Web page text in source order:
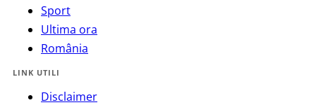
Sport
Ultima ora
România
LINK UTILI
Disclaimer